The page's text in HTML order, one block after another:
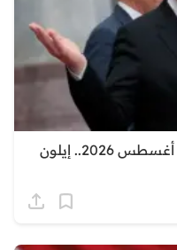
أغنى 10 أشخاص في العالم خلال أغسطس 2026.. إيلون